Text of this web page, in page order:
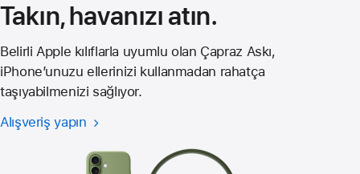
Takın, havanızı atın.
Belirli Apple kılıflarla uyumlu olan Çapraz Askı,
iPhone’unuzu ellerinizi kullanmadan rahatça
taşıyabilmenizi sağlıyor.
Alışveriş yapın iPhone 17 için